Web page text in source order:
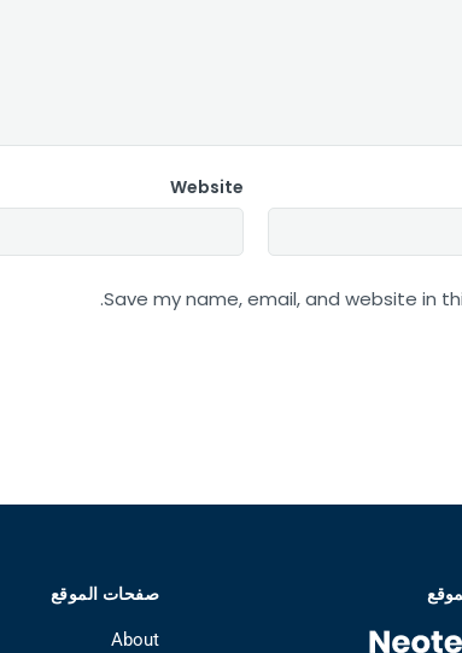
Website
Save my name, email, and website in
صفحات الموقع
About